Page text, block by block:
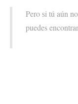
Pero ѕi tú aún
puedes